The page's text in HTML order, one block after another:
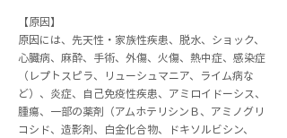
【原因】
​原因には、先天性・家族性疾患、脱水、ショック、
心臓病、麻酔、手術、外傷、火傷、熱中症、感染症
（レプトスピラ、リューシュマニア、ライム病な
ど）、炎症、自己免疫性疾患、アミロイドーシス、
腫瘍、一部の薬剤（アムホテリシンＢ、アミノグリ
コシド、造影剤、白金化合物、ドキソルビシン、